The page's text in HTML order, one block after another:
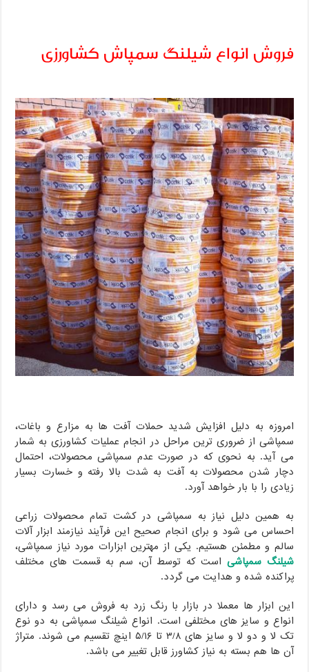
فروش انواع شیلنگ سمپاش کشاورزی
امروزه به دلیل افزایش شدید حملات آفت ها به مزارع و باغات،
سمپاشی از ضروری ترین مراحل در انجام عملیات کشاورزی به شمار
می آید. به نحوی که در صورت عدم سمپاشی محصولات، احتمال
دچار شدن محصولات به آفت به شدت بالا رفته و خسارت بسیار
زیادی را با بار خواهد آورد.
به همین دلیل نیاز به سمپاشی در کشت تمام محصولات زراعی
احساس می شود و برای انجام صحیح این فرآیند نیازمند ابزار آلات
سالم و مطمئن هستیم. یکی از مهترین ابزارات مورد نیاز سمپاشی،
شیلنگ سمپاشیاست که توسط آن، سم به قسمت های مختلف
پراکنده شده و هدایت می گردد.
این ابزار ها معملا در بازار با رنگ زرد به فروش می رسد و دارای
انواع و سایز های مختلفی است. انواع شیلنگ سمپاشی به دو نوع
تک لا و دو لا و سایز های ۳/۸ تا ۵/۱۶ اینچ تقسیم می شوند. متراژ
آن ها هم بسته به نیاز کشاورز قابل تغییر می باشد.